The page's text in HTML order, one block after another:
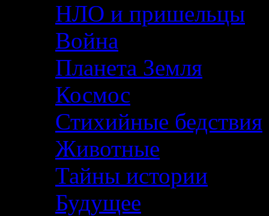
НЛО и пришельцы
Война
Планета Земля
Космос
Стихийные бедствия
Животные
Тайны истории
Будущее